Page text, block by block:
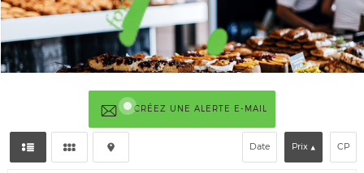
CRÉEZ UNE ALERTE E-MAIL
Date Prix CP